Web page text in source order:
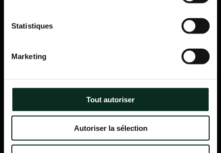
Statistiques
Marketing
Tout autoriser
Autoriser la sélection
P.F.C.A Pompes Funèbres des Communes Associées
Itinéraire
Navigation
Qui sommes-nous ?
Notre catalogue